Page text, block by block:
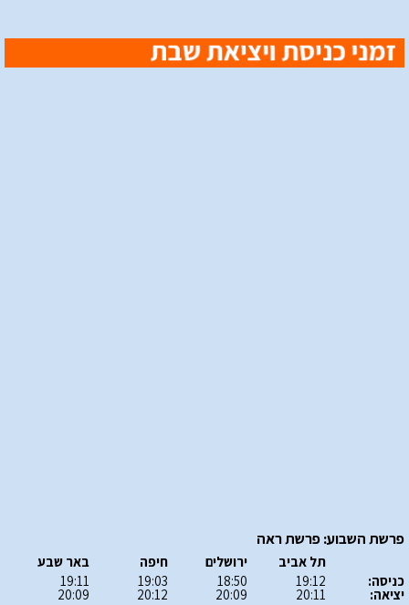
פרשת השבוע: פרשת ראה
כניסה:
יציאה:
תל אביב
19:12
20:11
ירושלים
18:50
20:09
חיפה
19:03
20:12
באר שבע
19:11
20:09